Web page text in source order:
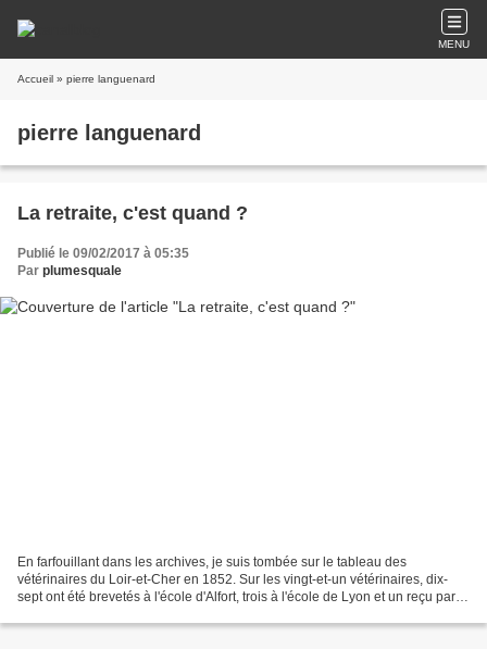
MENU
Accueil » pierre languenard
pierre languenard
La retraite, c'est quand ?
Publié le 09/02/2017 à 05:35
Par plumesquale
En farfouillant dans les archives, je suis tombée sur le tableau des
vétérinaires du Loir-et-Cher en 1852. Sur les vingt-et-un vétérinaires, dix-
sept ont été brevetés à l'école d'Alfort, trois à l'école de Lyon et un reçu par le